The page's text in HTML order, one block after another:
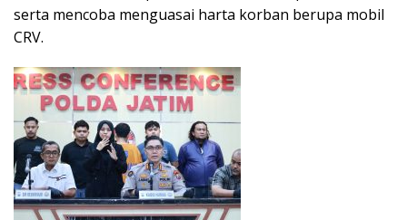
serta mencoba menguasai harta korban berupa mobil
CRV.